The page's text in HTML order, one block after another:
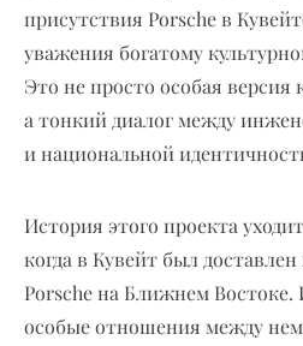
присутствия Porsche в
уважения богатому
Это не просто особая версия
а тонкий диалог между
и национальной
История этого проекта
когда в Кувейт был
Porsche на Ближнем Востоке.
особые отношения между